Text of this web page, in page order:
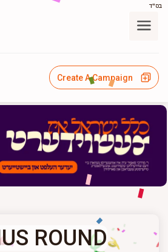
בס"ד
Create A Campaign
ROUND